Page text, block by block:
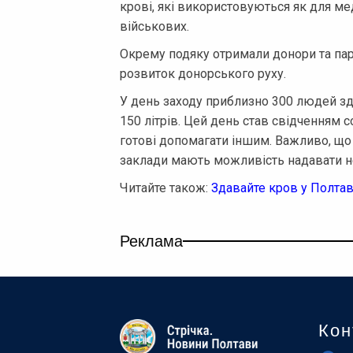
крові, які використовуються як для
військових.
Окрему подяку отримали донори та
розвиток донорського руху.
У день заходу приблизно 300 людей
150 літрів. Цей день став свідченням
готові допомагати іншим. Важливо,
заклади мають можливість надавати
Читайте також: Здавайте кров у
Реклама